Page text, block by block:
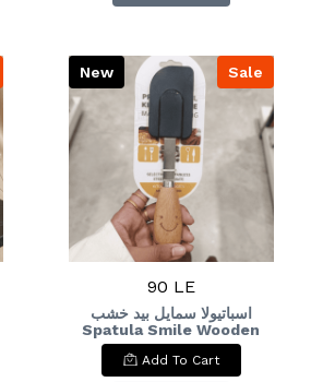
Sale
New
90 LE
اسباتيولا سمايل بيد خشب
Spatula Smile Wooden
Handle
Add To Cart